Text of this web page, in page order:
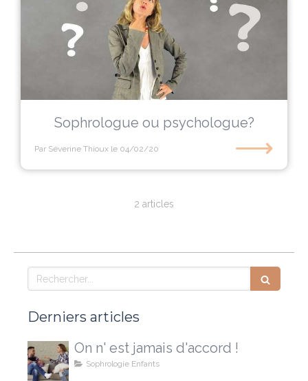
Sophrologue ou psychologue?
Par Séverine Thioux le 04/02/20 ⟶
2 articles
Rechercher
Derniers articles
On n' est jamais d'accord !
Sophrologie Enfants